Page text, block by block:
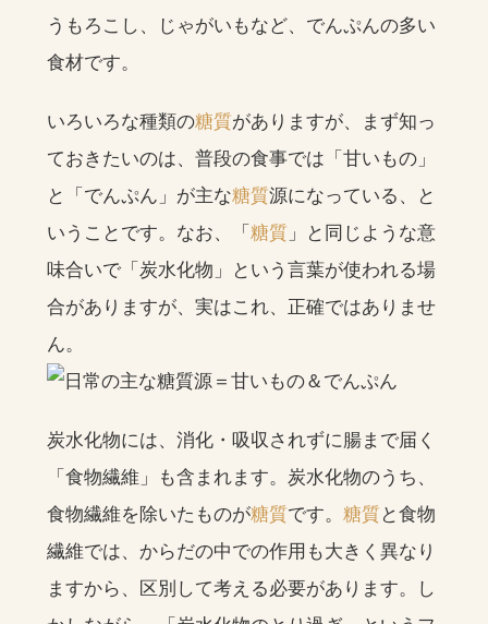
うもろこし、じゃがいもなど、でんぷんの多い
食材です。
いろいろな種類の糖質がありますが、まず知っ
ておきたいのは、普段の食事では「甘いもの」
と「でんぷん」が主な糖質源になっている、と
いうことです。なお、「 糖質 」と同じような意
味合いで「炭水化物」という言葉が使われる場
合がありますが、実はこれ、正確ではありませ
ん。
炭水化物には、消化・吸収されずに腸まで届く
「食物繊維」も含まれます。炭水化物のうち、
食物繊維を除いたものが糖質です。 糖質 と食物
繊維では、からだの中での作用も大きく異なり
ますから、区別して考える必要があります。し